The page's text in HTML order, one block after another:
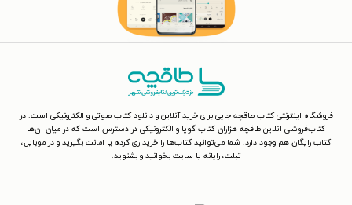
فروشگاه اینترنتی کتاب طاقچه جایی برای خرید آنلاین و دانلود کتاب صوتی و الکترونیکی است. در
کتاب‌فروشی آنلاین طاقچه هزاران کتاب گویا و الکترونیکی در دسترس است که در میان آن‌ها
کتاب رایگان هم وجود دارد. شما می‌توانید کتاب‌ها را خریداری کرده یا امانت بگیرید و در موبایل،
تبلت، رایانه یا سایت بخوانید و بشنوید.